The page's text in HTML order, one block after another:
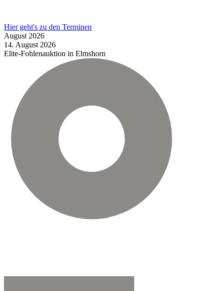
Hier geht's zu den Terminen
August 2026
14. August 2026
Elite-Fohlenauktion in Elmshorn